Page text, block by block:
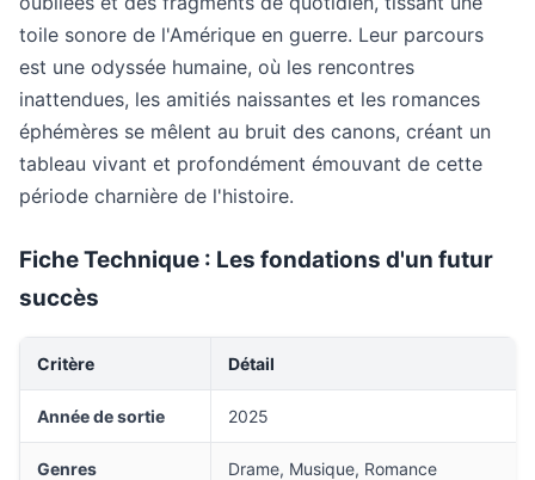
toile sonore de l'Amérique en guerre. Leur parcours
est une odyssée humaine, où les rencontres
inattendues, les amitiés naissantes et les romances
éphémères se mêlent au bruit des canons, créant un
tableau vivant et profondément émouvant de cette
période charnière de l'histoire.
Fiche Technique : Les fondations d'un futur
succès
Critère Détail
Année de sortie 2025
Genres Drame, Musique, Romance